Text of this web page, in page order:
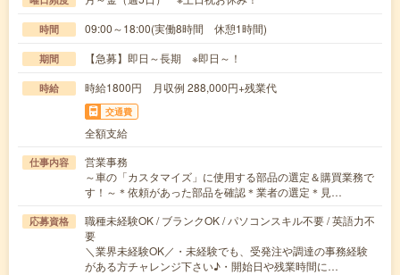
時間 09:00～18:00(実働8時間 休憩1時間)
期間 【急募】即日～長期 ※即日～！
時給 時給1800円 月収例 288,000円+残業代
交通費
全額支給
仕事内容
営業事務
～車の「カスタマイズ」に使用する部品の選定＆購買業務で
す！～＊依頼があった部品を確認＊業者の選定＊見…
応募資格
職種未経験OK / ブランクOK / パソコンスキル不要 / 英語力不
要
＼業界未経験OK／・未経験でも、受発注や調達の事務経験
がある方チャレンジ下さい♪・開始日や残業時間に…